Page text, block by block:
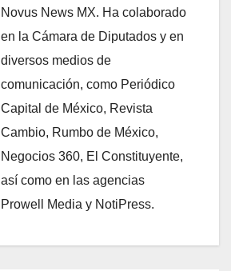
Novus News MX. Ha colaborado
en la Cámara de Diputados y en
diversos medios de
comunicación, como Periódico
Capital de México, Revista
Cambio, Rumbo de México,
Negocios 360, El Constituyente,
así como en las agencias
Prowell Media y NotiPress.